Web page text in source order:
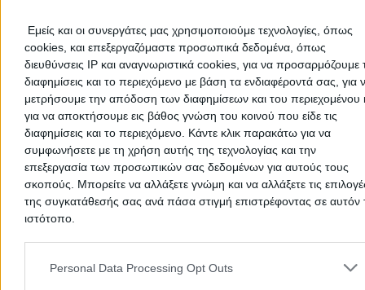
Εμείς και οι συνεργάτες μας χρησιμοποιούμε τεχνολογίες, όπως
cookies, και επεξεργαζόμαστε προσωπικά δεδομένα, όπως
διευθύνσεις IP και αναγνωριστικά cookies, για να προσαρμόζουμε
διαφημίσεις και το περιεχόμενο με βάση τα ενδιαφέροντά σας, για
μετρήσουμε την απόδοση των διαφημίσεων και του περιεχομένου
για να αποκτήσουμε εις βάθος γνώση του κοινού που είδε τις
διαφημίσεις και το περιεχόμενο. Κάντε κλικ παρακάτω για να
συμφωνήσετε με τη χρήση αυτής της τεχνολογίας και την
επεξεργασία των προσωπικών σας δεδομένων για αυτούς τους
σκοπούς. Μπορείτε να αλλάξετε γνώμη και να αλλάξετε τις
της συγκατάθεσής σας ανά πάσα στιγμή επιστρέφοντας σε αυτόν
ιστότοπο.
Please note that this website/app uses one or more Google
and may gather and store information including but not limited to
Personal Data Processing Opt Outs
Κοινωνική Πολιτική Εκπροσώπηση Κεφαλονιά
Κοινωνική Πολιτική Εκπροσώπηση
Αρχική > Νομός ΚΕΦΑΛΛΗΝΙΑΣ > Αγία Ευφημία > Εθελοντισμός
Κοινωνική - Πολιτική Εκπροσώπηση
Δημοφιλείς Αναζητήσεις
Μετακομίσεις & Μεταφορές
Συνεργεία Αυτοκινήτων